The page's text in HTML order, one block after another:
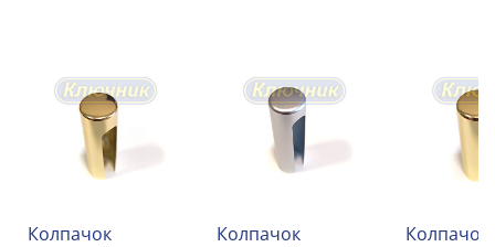
Колпачок
Колпачок
Колпачок